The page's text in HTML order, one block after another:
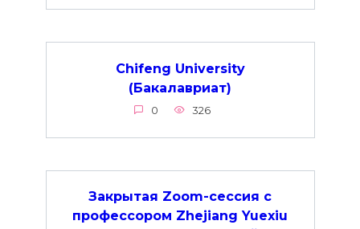
Chifeng University
(Бакалавриат)
0 326
Закрытая Zoom-сессия с
профессором Zhejiang Yuexiu